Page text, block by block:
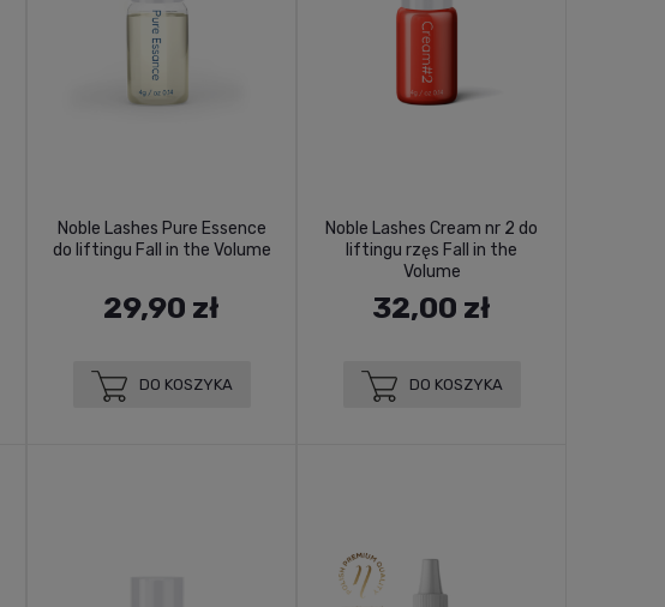
Noble Lashes Pure Essence
do liftingu Fall in the Volume
29,90 zł
DO KOSZYKA
Noble Lashes Cream nr 2 do
liftingu rzęs Fall in the
Volume
32,00 zł
DO KOSZYKA